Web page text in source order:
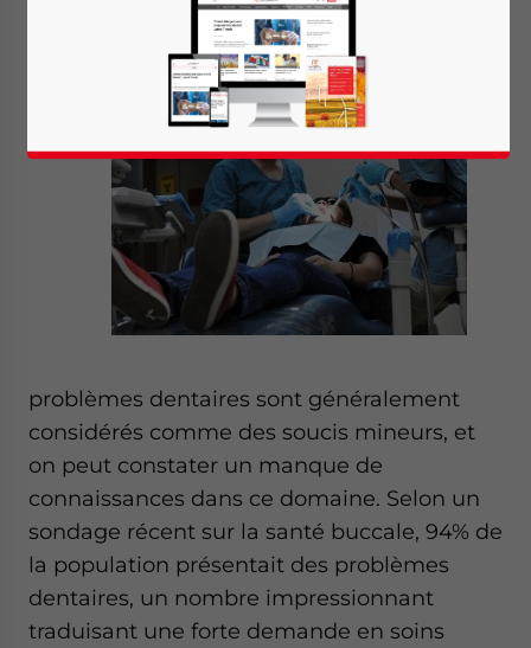
Traduit par: Mathilde Veyrat
les
problèmes dentaires sont généralement
considérés comme des soucis mineurs, et
on peut constater un manque de
connaissances dans ce domaine. Selon un
sondage récent sur la santé buccale, 94% de
la population présentait des problèmes
dentaires, un nombre impressionnant
traduisant une forte demande en soins
Yes, I have read the Privacy Policy
Statement for this
website. Please send me business news and updates
for Asia!
- case sensitive